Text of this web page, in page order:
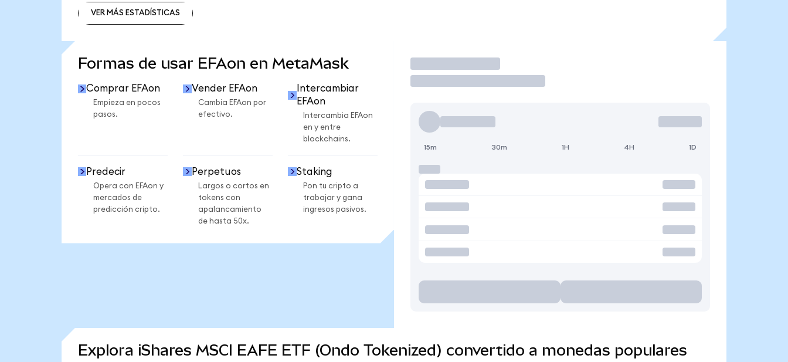
VER MÁS ESTADÍSTICAS
Formas de usar EFAon en MetaMask
Comprar EFAon
Empieza en pocos
pasos.
Vender EFAon
Cambia EFAon por
efectivo.
Intercambiar
EFAon
Intercambia EFAon
en y entre
blockchains.
Predecir
Opera con EFAon y
mercados de
predicción cripto.
Perpetuos
Largos o cortos en
tokens con
apalancamiento
de hasta 50x.
Staking
Pon tu cripto a
trabajar y gana
ingresos pasivos.
Operar
15m 30m 1H 4H 1D
Explora iShares MSCI EAFE ETF (Ondo Tokenized) convertido a monedas populares